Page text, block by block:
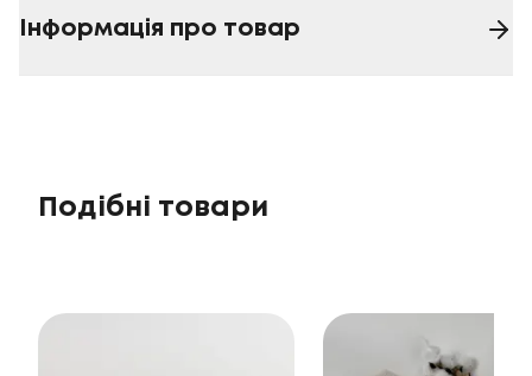
Інформація про товар
Подібні товари